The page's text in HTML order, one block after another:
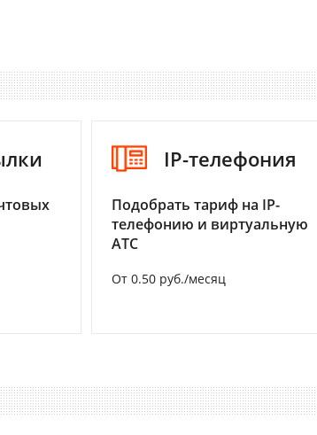
IP-телефония
Подобрать тариф на IP-
телефонию и виртуальную
АТС
От 0.50 руб./месяц